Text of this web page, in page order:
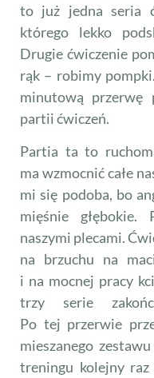
to już jedna seria
którego lekko
Drugie ćwiczenie
rąk – robimy
minutową przerwę
partii ćwiczeń.
Partia ta to
ma wzmocnić całe
mi się podoba, bo
mięśnie głębokie.
naszymi plecami.
na brzuchu na
i na mocnej pracy
trzy serie
Po tej przerwie
mieszanego
treningu kolejny raz